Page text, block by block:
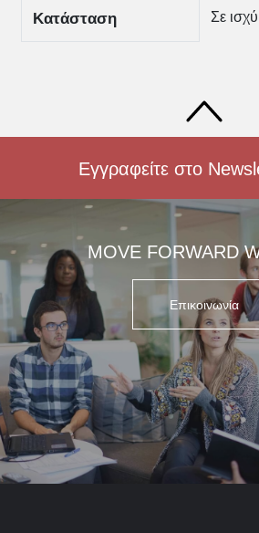
Κατάσταση Σε ισχύ
Εγγραφείτε στο
MOVE FORWARD
Επικοινωνία